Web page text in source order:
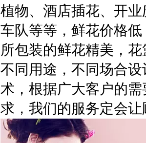
植物、酒店插花、开
车队等等，鲜花价格
所包装的鲜花精美，
不同用途，不同场合
术，根据广大客户的
求，我们的服务定会